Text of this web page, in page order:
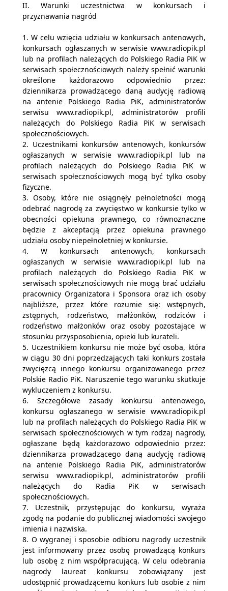
II. Warunki uczestnictwa w konkursach i
przyznawania nagród
1. W celu wzięcia udziału w konkursach antenowych,
konkursach ogłaszanych w serwisie www.radiopik.pl
lub na profilach należących do Polskiego Radia PiK w
serwisach społecznościowych należy spełnić warunki
określone każdorazowo odpowiednio przez:
dziennikarza prowadzącego daną audycję radiową
na antenie Polskiego Radia PiK, administratorów
serwisu www.radiopik.pl, administratorów profili
należących do Polskiego Radia PiK w serwisach
społecznościowych.
2. Uczestnikami konkursów antenowych, konkursów
ogłaszanych w serwisie www.radiopik.pl lub na
profilach należących do Polskiego Radia PiK w
serwisach społecznościowych mogą być tylko osoby
fizyczne.
3. Osoby, które nie osiągnęły pełnoletności mogą
odebrać nagrodę za zwycięstwo w konkursie tylko w
obecności opiekuna prawnego, co równoznaczne
będzie z akceptacją przez opiekuna prawnego
udziału osoby niepełnoletniej w konkursie.
4. W konkursach antenowych, konkursach
ogłaszanych w serwisie www.radiopik.pl lub na
profilach należących do Polskiego Radia PiK w
serwisach społecznościowych nie mogą brać udziału
pracownicy Organizatora i Sponsora oraz ich osoby
najbliższe, przez które rozumie się: wstępnych,
zstępnych, rodzeństwo, małżonków, rodziców i
rodzeństwo małżonków oraz osoby pozostające w
stosunku przysposobienia, opieki lub kurateli.
5. Uczestnikiem konkursu nie może być osoba, która
w ciągu 30 dni poprzedzających taki konkurs została
zwycięzcą innego konkursu organizowanego przez
Polskie Radio PiK. Naruszenie tego warunku skutkuje
wykluczeniem z konkursu.
6. Szczegółowe zasady konkursu antenowego,
konkursu ogłaszanego w serwisie www.radiopik.pl
lub na profilach należących do Polskiego Radia PiK w
serwisach społecznościowych w tym rodzaj nagrody,
ogłaszane będą każdorazowo odpowiednio przez:
dziennikarza prowadzącego daną audycję radiową
na antenie Polskiego Radia PiK, administratorów
serwisu www.radiopik.pl, administratorów profili
należących do Radia PiK w serwisach
społecznościowych.
7. Uczestnik, przystępując do konkursu, wyraża
zgodę na podanie do publicznej wiadomości swojego
imienia i nazwiska.
8. O wygranej i sposobie odbioru nagrody uczestnik
jest informowany przez osobę prowadzącą konkurs
lub osobę z nim współpracującą. W celu odebrania
nagrody laureat konkursu zobowiązany jest
udostępnić prowadzącemu konkurs lub osobie z nim